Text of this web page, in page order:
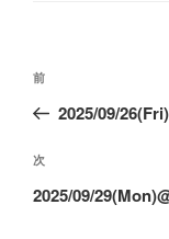
投
ナ
ビ
ゲ
前
の
稿
前
2025/09/
次
の
次
2025/09/